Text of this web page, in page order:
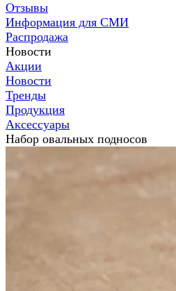
Отзывы
Информация для СМИ
Распродажа
Новости
Акции
Новости
Тренды
Продукция
Аксессуары
Набор овальных подносов